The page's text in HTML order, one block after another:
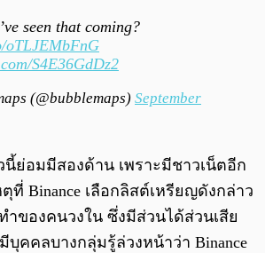
seen that coming?
oTLJEMbFnG
S4E36GdDz2
(@bubblemaps) September
นี้ย่อมมีสองด้าน เพราะมีชาวเน็ตอีก
ที่ Binance เลือกลิสต์เหรียญดังกล่าว
ำของคนวงใน ซึ่งมีส่วนได้ส่วนเสีย
บุคคลบางกลุ่มรู้ล่วงหน้าว่า Binance